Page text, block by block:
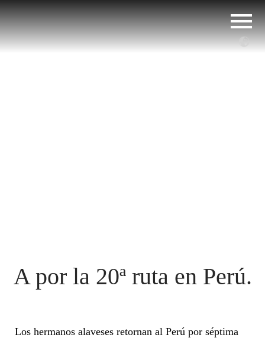
A por la 20ª ruta en Perú.
Los hermanos alaveses retornan al Perú por séptima